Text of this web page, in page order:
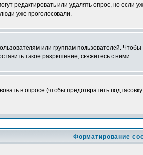
редактировать или удалять опрос, но
уже проголосовали.
или группам пользователей.
такое разрешение, свяжитесь с ними.
в опросе (чтобы предотвратить
Форматирование